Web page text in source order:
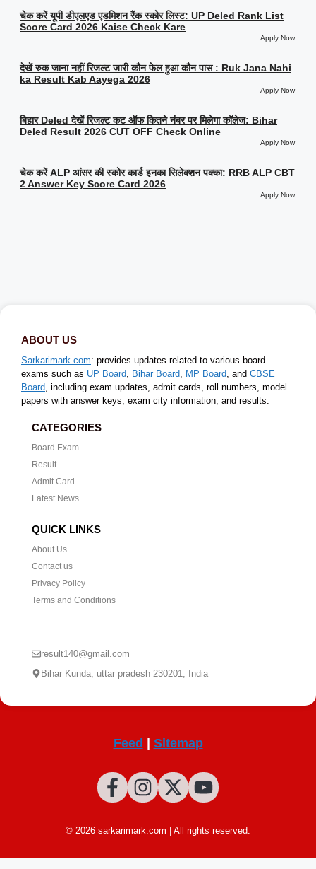
चेक करें यूपी डीएलएड एडमिशन रैंक स्कोर लिस्ट: UP Deled Rank List
Score Card 2026 Kaise Check Kare
Apply Now
देखें रुक जाना नहीं रिजल्ट जारी कौन फेल हुआ कौन पास : Ruk Jana Nahi
ka Result Kab Aayega 2026
Apply Now
बिहार Deled देखें रिजल्ट कट ऑफ कितने नंबर पर मिलेगा कॉलेज: Bihar
Deled Result 2026 CUT OFF Check Online
Apply Now
चेक करें ALP आंसर की स्कोर कार्ड इनका सिलेक्शन पक्का: RRB ALP CBT
2 Answer Key Score Card 2026
Apply Now
ABOUT US
Sarkarimark.com: provides updates related to various board
exams such as UP Board, Bihar Board, MP Board, and CBSE
Board, including exam updates, admit cards, roll numbers, model
papers with answer keys, exam city information, and results.
CATEGORIES
Board Exam
Result
Admit Card
Latest News
QUICK LINKS
About Us
Contact us
Privacy Policy
Terms and Conditions
result140@gmail.com
Bihar Kunda, uttar pradesh 230201, India
Feed Sitemap
© 2026 sarkarimark.com | All rights reserved.